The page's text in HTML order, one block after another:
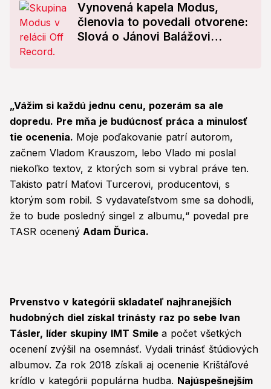
Vynovená kapela Modus,
členovia to povedali otvorene:
Slová o Jánovi Balážovi
„Vážim si každú jednu cenu, pozerám sa ale
dopredu. Pre mňa je budúcnosť práca a minulosť
tie ocenenia. Moje poďakovanie patrí autorom,
začnem Vladom Krauszom, lebo Vlado mi poslal
niekoľko textov, z ktorých som si vybral práve ten.
Takisto patrí Maťovi Turcerovi, producentovi, s
ktorým som robil. S vydavateľstvom sme sa dohodli,
že to bude posledný singel z albumu,“ povedal pre
TASR ocenený Adam Ďurica.
Prvenstvo v kategórii skladateľ najhranejších
hudobných diel získal trinásty raz po sebe Ivan
Tásler, líder skupiny IMT Smile a počet všetkých
ocenení zvýšil na osemnásť. Vydali trinásť štúdiových
albumov. Za rok 2018 získali aj ocenenie Krištáľové
krídlo v kategórii populárna hudba. Najúspešnejším